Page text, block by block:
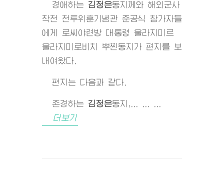
경애하는 김정은동지 께와 해외군사
작전 전투위훈기념관 준공식 참가자들
에게 로씨야련방 대통령 울라지미르
울라지미로비치 뿌찐동지가 편지를 보
내여왔다.
편지는 다음과 같다.
존경하는 김정은동지 ,... ... ...
더보기